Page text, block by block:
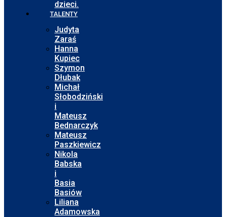
dzieci.
TALENTY
Judyta
Zaraś
Hanna
Kupiec
Szymon
Dłubak
Michał
Słobodziński
i
Mateusz
Bednarczyk
Mateusz
Paszkiewicz
Nikola
Babska
i
Basia
Basiów
Liliana
Adamowska